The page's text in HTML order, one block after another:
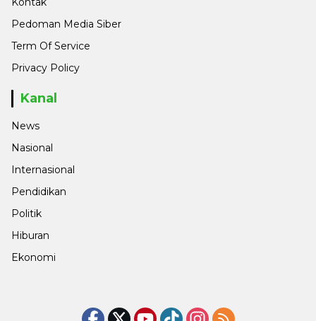
Pedoman Media Siber
Term Of Service
Privacy Policy
Kanal
News
Nasional
Internasional
Pendidikan
Politik
Hiburan
Ekonomi